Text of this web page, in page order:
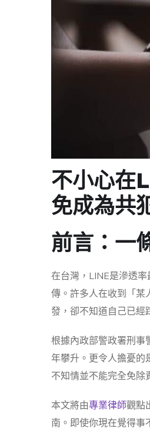
不小心在
免成為共
前言：一
在台灣，LINE是滲透
傳。許多人在收到「某
發，卻不知道自己已經
根據內政部警政署刑事
年攀升。更令人擔憂的
不知情並不能完全免除
本文將由專業律師觀點
南。即使你現在覺得事